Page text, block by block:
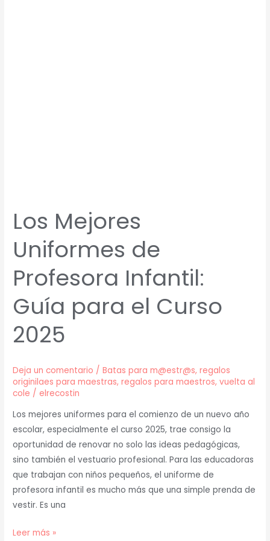
Los Mejores
Uniformes de
Profesora Infantil:
Guía para el Curso
2025
Deja un comentario /Batas para m@estr@s,regalos
originilaes para maestras,regalos para maestros,vuelta al
cole / elrecostin
Los mejores uniformes para el comienzo de un nuevo año
escolar, especialmente el curso 2025, trae consigo la
oportunidad de renovar no solo las ideas pedagógicas,
sino también el vestuario profesional. Para las educadoras
que trabajan con niños pequeños, el uniforme de
profesora infantil es mucho más que una simple prenda de
vestir. Es una
Leer más »